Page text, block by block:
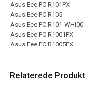
Asus Eee PC R101PX
Asus Eee PC R105
Asus Eee PC R101-
Asus Eee PC R1001PX
Asus Eee PC R1005PX
Relaterede